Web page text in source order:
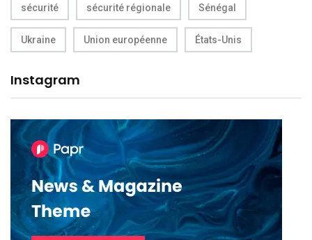
sécurité sécurité régionale Sénégal
Ukraine Union européenne États-Unis
Instagram